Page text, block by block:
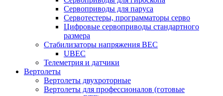
Сервоприводы для паруса
Сервотестеры, программаторы серво
Цифровые сервоприводы стандартного
размера
Стабилизаторы напряжения BEC
UBEC
Телеметрия и датчики
Вертолеты
Вертолеты двухроторные
Вертолеты для профессионалов (готовые